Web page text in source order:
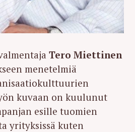
Tero Miettinen
menetelmiä
kuvaan on kuulunut
esille tuomien
yrityksissä kuten